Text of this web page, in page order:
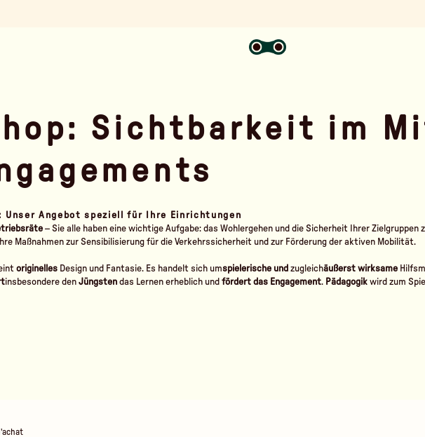
Sichtbarkeit im
Angebot speziell für Ihre Einrichtungen
– Sie alle haben eine wichtige Aufgabe: das Wohlergehen und die Sicherheit Ihrer
Maßnahmen zur Sensibilisierung für die Verkehrssicherheit und zur Förderung der aktiven Mobilität.
originelles Design und Fantasie. Es handelt sich umspielerische und zugleichäußerst wirksame
insbesondere den Jüngsten das Lernen erheblich und fördert das Engagement. Pädagogik wird zum